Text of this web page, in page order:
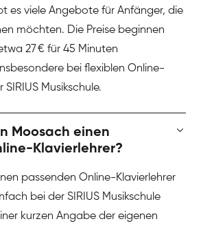
es viele Angebote für Anfänger, die
möchten. Die Preise beginnen
27 € für 45 Minuten
bei flexiblen Online-
Musikschule.
Moosach einen
Klavierlehrer?
passenden Online-Klavierlehrer
bei der SIRIUS Musikschule
kurzen Angabe der eigenen